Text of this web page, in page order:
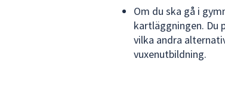
Om du ska gå i
kartläggningen. Du
vilka andra
vuxenutbildning.